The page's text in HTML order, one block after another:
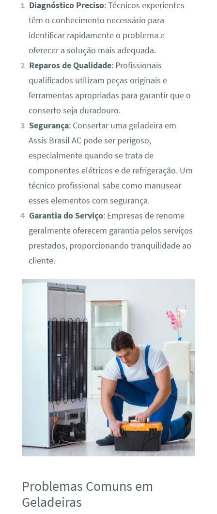
Diagnóstico Preciso: Técnicos experientes
têm o conhecimento necessário para
identificar rapidamente o problema e
oferecer a solução mais adequada.
Reparos de Qualidade: Profissionais
qualificados utilizam peças originais e
ferramentas apropriadas para garantir que o
conserto seja duradouro.
Segurança: Consertar uma geladeira em
Assis Brasil AC pode ser perigoso,
especialmente quando se trata de
componentes elétricos e de refrigeração. Um
técnico profissional sabe como manusear
esses elementos com segurança.
Garantia do Serviço: Empresas de renome
geralmente oferecem garantia pelos serviços
prestados, proporcionando tranquilidade ao
cliente.
Problemas Comuns em
Geladeiras